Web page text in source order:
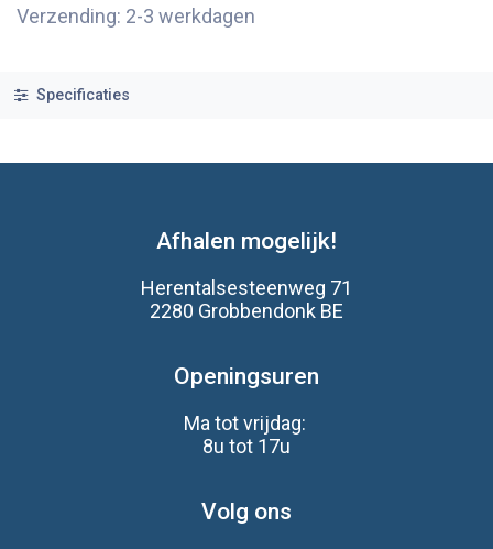
Verzending: 2-3 werkdagen
Specificaties
Afhalen mogelijk!
Herentalsesteenweg 71
2280 Grobbendonk BE
Openingsuren
Ma tot vrijdag:
8u tot 17u
Volg ons